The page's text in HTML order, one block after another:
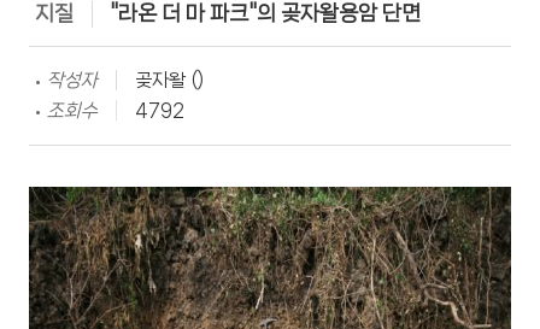
지질 "라온 더 마 파크"의 곶자왈용암 단면
작성자
곶자왈 ()
조회수
4792